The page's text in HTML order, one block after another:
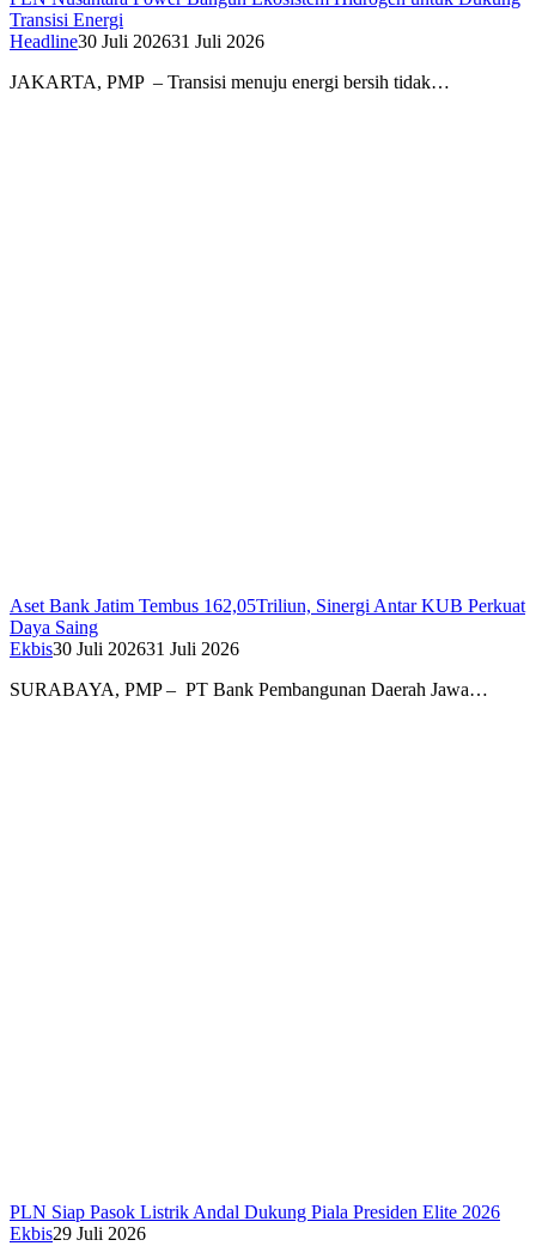
Transisi Energi
Headline30 Juli 202631 Juli 2026
JAKARTA, PMP – Transisi menuju energi bersih tidak…
Aset Bank Jatim Tembus 162,05Triliun, Sinergi Antar KUB Perkuat
Daya Saing
Ekbis30 Juli 202631 Juli 2026
SURABAYA, PMP – PT Bank Pembangunan Daerah Jawa…
PLN Siap Pasok Listrik Andal Dukung Piala Presiden Elite 2026
Ekbis29 Juli 2026